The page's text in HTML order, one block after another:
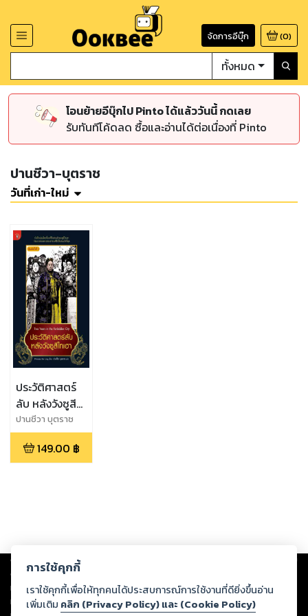
จัดการอีบุ๊ก (0)
ทั้งหมด
โอนย้ายอีบุ๊กไป Pinto ได้แล้ววันนี้ กดเลย
รับทันทีโค้ดลด ซื้อและอ่านได้ต่อเนื่องที่ Pinto
ปานชีวา-บุตราช
วันที่เก่า-ใหม่
ประวัติศาสตร์
ลับ หลังวังซูสี
ไทเฮา พ.3
ปานชีวา บุตราช
149.00 ฿
Copyright © 2026
ต่อผลงานหรือเนื้อหาใดที่อัปโหลดผ่านเว็บไซต์และปรากฏว่าละเมิดสิทธิใน
ทรัพย์สินทางปัญญาของบุคคลอื่นหรือขัดต่อกฎหมายและศีลธรรม ดังนั้น ผู้อ่าน
ทุกท่านโปรดใช้วิจารณญาณในการกลั่นกรองด้วยตนเอง และหากท่านพบว่าส่วน
การใช้คุกกี้
เราใช้คุกกี้เพื่อให้ทุกคนได้ประสบการณ์การใช้งานที่ดียิ่งขึ้นอ่าน
เพิ่มเติม คลิก (Privacy Policy) และ (Cookie Policy)